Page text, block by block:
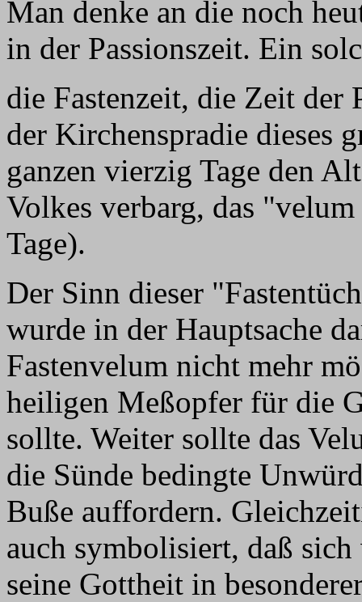
Man denke an die noch
in der Passionszeit. Ein
die Fastenzeit, die Zeit der
der Kirchenspradie dieses
ganzen vierzig Tage den
Volkes verbarg, das
Tage).
Der Sinn dieser
wurde in der Hauptsache
Fastenvelum nicht mehr
heiligen Meßopfer für die
sollte. Weiter sollte das
die Sünde bedingte
Buße auffordern.
auch symbolisiert, daß
seine Gottheit in